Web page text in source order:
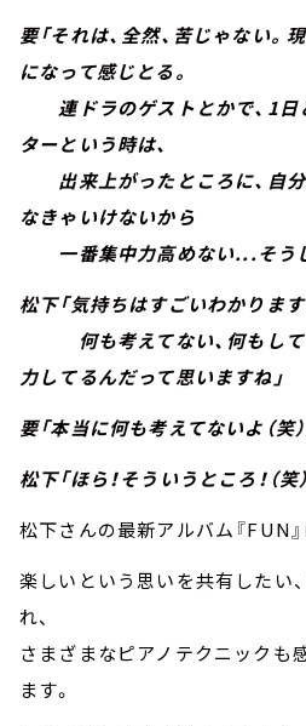
要「それは、全然、苦じゃない。
になって感じとる。
連ドラのゲストとかで、1日
ターという時は、
出来上がったところに、自分
なきゃいけないから
一番集中力高めない...そうじ
松下「気持ちはすごいわかります
何も考えてない、何もして
力してるんだって思いますね」
要「本当に何も考えてないよ（笑）
松下「ほら！そういうところ！（笑
松下さんの最新アルバム『FUN』
楽しいという思いを共有したい
れ、
さまざまなピアノテクニックも
ます。